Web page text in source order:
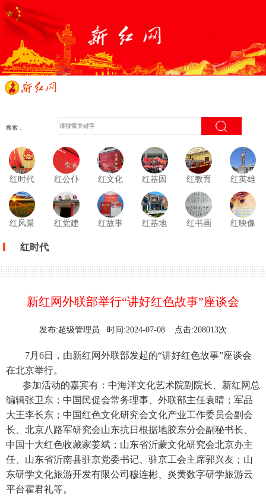
搜索：
红时代 红公仆 红文化 红基因 红教育 红英雄
红风景 红党建 红故事 红基地 红书画 红映像
红时代
新红网外联部举行“讲好红色故事”座谈会
发布:超级管理员 时间:2024-07-08 点击:208013次
7月6日，由新红网外联部发起的“讲好红色故事”座谈会
在北京举行。
参加活动的嘉宾有：中海洋文化艺术院副院长、新红网总
编辑张卫东；中国民促会常务理事、外联部主任袁晴；军品
大王李长东；中国红色文化研究会文化产业工作委员会副会
长、北京八路军研究会山东抗日根据地胶东分会副秘书长、
中国十大红色收藏家姜斌；山东省沂蒙文化研究会北京办主
任、山东省沂南县驻京党委书记、驻京工会主席郭兴友；山
东研学文化旅游开发有限公司穆连彬、炎黄数字研学旅游云
平台霍君礼等。